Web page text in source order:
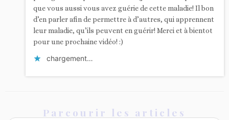
que vous aussi vous avez guérie de cette maladie! Il bon
d’en parler afin de permettre à d’autres, qui apprennent
leur maladie, qu’ils peuvent en guérir! Merci et à bientot
pour une prochaine vidéo! :)
chargement…
Parcourir les articles